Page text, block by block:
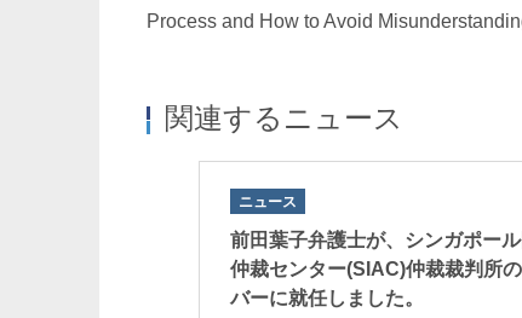
Process and How to Avoid
関連するニュース
ニュース
前田葉子弁護士が、シンガポー
仲裁センター(SIAC)仲裁裁判所
バーに就任しました。